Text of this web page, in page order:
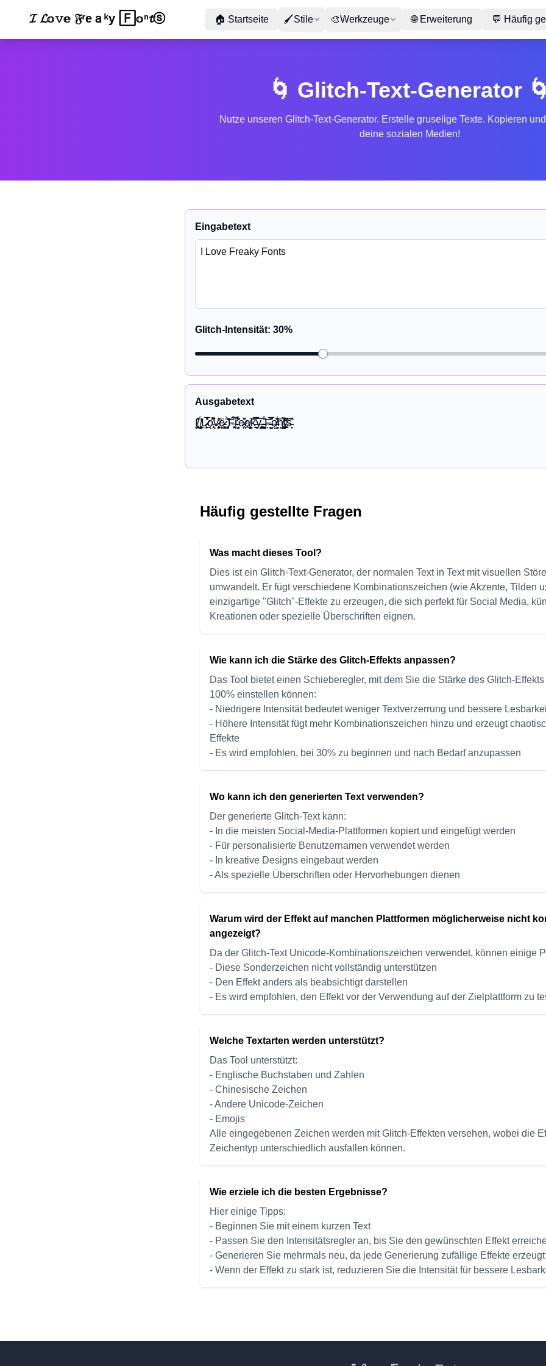
Ⓘ 𝙻ᵒ𝐯🄴 F🅁ｅ𝔞𝚔𝔂 🄵ᵒ🄽𝕥𝓈 🏠 Startseite 🖌Stile 🎨Werkzeuge 🌐 Erweiterung 💬 Häufig
🌀 Glitch-Text-Generator 🌀
Nutze unseren Glitch-Text-Generator. Erstelle gruselige Texte. Kopieren
deine sozialen Medien!
Eingabetext
Glitch-Intensität: 30%
Ausgabetext
Į̸̢̥̥̂̇̊̐͟ ̸̨̣͕͓̦̮̥́̕L̷̷̵͖̮͕̖̽̅̊ǫ̴̢̣̗̈̌͊̂͌v̷̡̧̧̹̭̇͛̃͛ȩ̵̷̷͖͚̣̣̥̈ ̡̦͓̗͕̃̽͛̀͝F̶̶̥̤̮̥̈̀́̅ŗ̵̧̧̣̤̌͋́̈e̷̴̷̴̤̥̤̐̌̊ḁ̸̧͖̖̹̮̦͚͝k̵̵̮̭̭̮̅̆͞͞y̴̶̡̧̡̤̣̖̭̼ ̵̶̭̭͖̳͓̈͋́F̶̵̣̤̳̆̇̌͊̅ǫ̶̴̸̦͚͋̄̃̆ņ̸̨̺͓̤̤̥͌͝ţ̸̶̭͖̭̻̂͆͛ś̵̵̗̦̖̂̂̊̂
Häufig gestellte Fragen
Was macht dieses Tool?
Dies ist ein Glitch-Text-Generator, der normalen Text in Text mit visuellen
umwandelt. Er fügt verschiedene Kombinationszeichen (wie Akzente, Tilden
einzigartige "Glitch"-Effekte zu erzeugen, die sich perfekt für Social Media,
Kreationen oder spezielle Überschriften eignen.
Wie kann ich die Stärke des Glitch-Effekts anpassen?
Das Tool bietet einen Schieberegler, mit dem Sie die Stärke des Glitch-
100% einstellen können:
- Niedrigere Intensität bedeutet weniger Textverzerrung und bessere
- Höhere Intensität fügt mehr Kombinationszeichen hinzu und erzeugt
Effekte
- Es wird empfohlen, bei 30% zu beginnen und nach Bedarf anzupassen
Wo kann ich den generierten Text verwenden?
Der generierte Glitch-Text kann:
- In die meisten Social-Media-Plattformen kopiert und eingefügt werden
- Für personalisierte Benutzernamen verwendet werden
- In kreative Designs eingebaut werden
- Als spezielle Überschriften oder Hervorhebungen dienen
Warum wird der Effekt auf manchen Plattformen möglicherweise nicht
angezeigt?
Da der Glitch-Text Unicode-Kombinationszeichen verwendet, können einige
- Diese Sonderzeichen nicht vollständig unterstützen
- Den Effekt anders als beabsichtigt darstellen
- Es wird empfohlen, den Effekt vor der Verwendung auf der Zielplattform zu
Welche Textarten werden unterstützt?
Das Tool unterstützt:
- Englische Buchstaben und Zahlen
- Chinesische Zeichen
- Andere Unicode-Zeichen
- Emojis
Alle eingegebenen Zeichen werden mit Glitch-Effekten versehen, wobei die
Zeichentyp unterschiedlich ausfallen können.
Wie erziele ich die besten Ergebnisse?
Hier einige Tipps:
- Beginnen Sie mit einem kurzen Text
- Passen Sie den Intensitätsregler an, bis Sie den gewünschten Effekt
- Generieren Sie mehrmals neu, da jede Generierung zufällige Effekte erzeugt
- Wenn der Effekt zu stark ist, reduzieren Sie die Intensität für bessere